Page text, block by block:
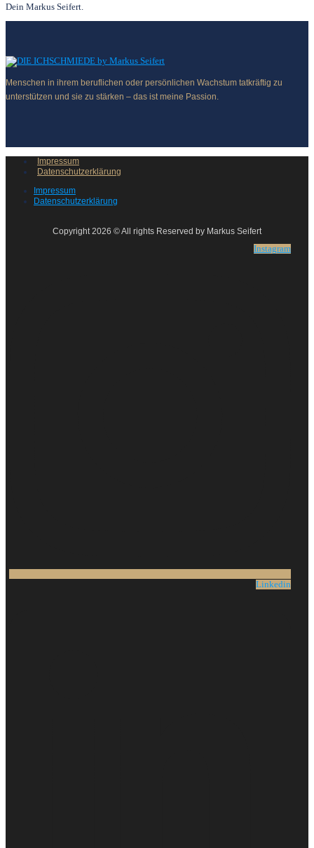
Dein Markus Seifert.
Menschen in ihrem beruflichen oder persönlichen Wachstum tatkräftig zu
unterstützen und sie zu stärken – das ist meine Passion.
Impressum
Datenschutzerklärung
Impressum
Datenschutzerklärung
Copyright 2026 © All rights Reserved by Markus Seifert
Instagram
Linkedin